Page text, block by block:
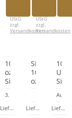
UStG
zzgl.
Versandkosten
UStG
zzgl.
Versandkosten
10
oz
Silbermünze
Italia
&
3. Ausgabe, Auflage: 250
Lieferzeit:
Lieferzeit wegen
Silbermünze
10
oz
2021
Lieferzeit:
10
50
Lieferzeit: